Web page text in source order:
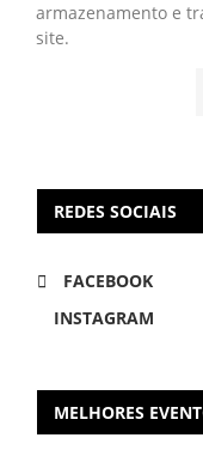
armazenamento e
site.
REDES SOCIAIS
FACEBOOK
INSTAGRAM
MELHORES